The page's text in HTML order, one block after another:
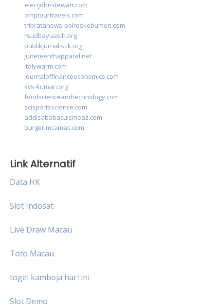
electjohnstewart.com
omptourtravels.com
tribratanews-polreskebumen.com
rsudbayuasih.org
publikjurnalistik.org
juneteenthapparel.net
italywarm.com
journaloffinanceeconomics.com
kvk-kumari.org
foodscienceandtechnology.com
scisportsscience.com
addisababacuisineaz.com
burgerimcamas.com
Link Alternatif
Data HK
Slot Indosat
Live Draw Macau
Toto Macau
togel kamboja hari ini
Slot Demo